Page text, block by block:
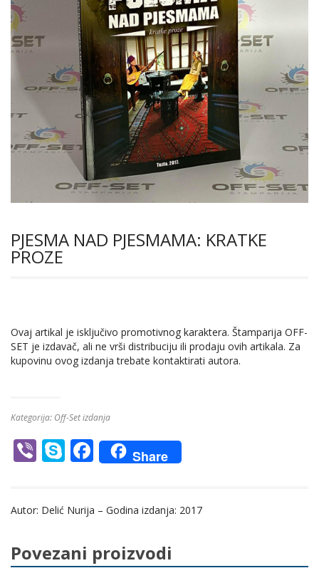
PJESMA NAD PJESMAMA: KRATKE
PROZE
Ovaj artikal je isključivo promotivnog karaktera. Štamparija OFF-
SET je izdavač, ali ne vrši distribuciju ili prodaju ovih artikala. Za
kupovinu ovog izdanja trebate kontaktirati autora.
Kategorija: Off-Set izdanja
Vi S
p
F
ac
b
o
Share
Autor: Delić Nurija – Godina izdanja: 2017
Povezani proizvodi